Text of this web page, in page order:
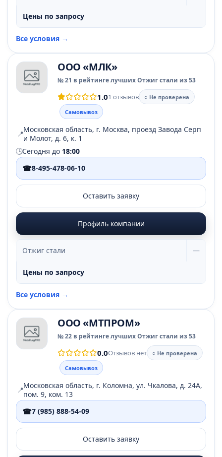
Цены по запросу
Все условия →
ООО «МЛК»
№ 21 в рейтинге лучших Отжиг стали из 53
1.01 отзывов
○ Не проверена
Самовывоз
📍Московская область, г. Москва, проезд Завода Серп
и Молот, д. 6, к. 1
🕒Сегодня до 18:00
☎8-495-478-06-10
Оставить заявку
Профиль компании
Отжиг стали —
Цены по запросу
Все условия →
ООО «МТПРОМ»
№ 22 в рейтинге лучших Отжиг стали из 53
0.0Отзывов нет
○ Не проверена
Самовывоз
📍Московская область, г. Коломна, ул. Чкалова, д. 24А,
пом. 9, ком. 13
☎7 (985) 888-54-09
Оставить заявку